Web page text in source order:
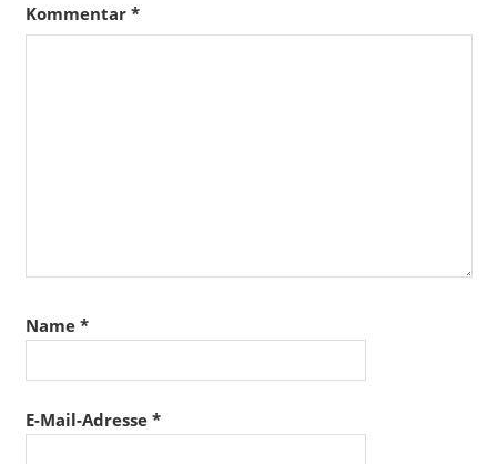
Kommentar *
Name *
E-Mail-Adresse *